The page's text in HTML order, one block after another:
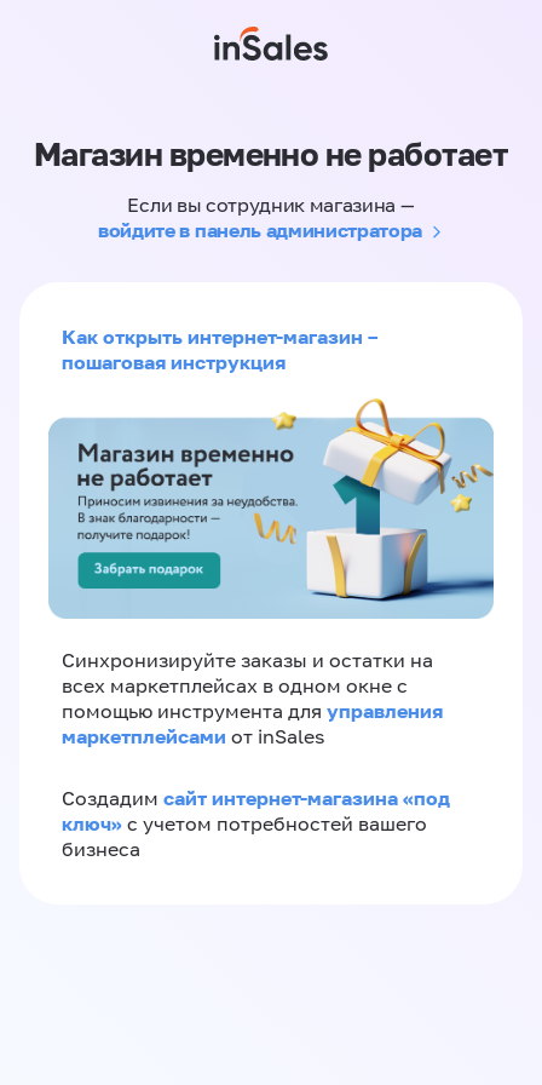
Магазин временно не работает
Если вы сотрудник магазина —
войдите в панель администратора
Как открыть интернет-магазин –
пошаговая инструкция
Синхронизируйте заказы и остатки на
всех маркетплейсах в одном окне с
помощью инструмента для управления
маркетплейсами от inSales
Создадим сайт интернет-магазина «под
ключ» с учетом потребностей вашего
бизнеса